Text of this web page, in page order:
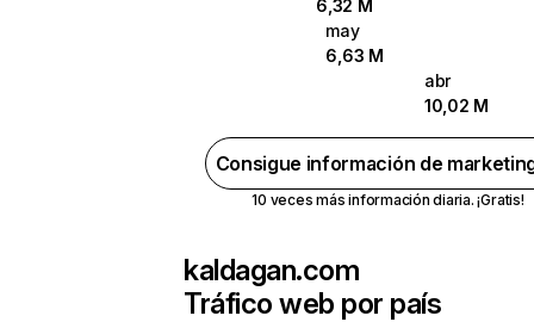
6,32 M
may
6,63 M
abr
10,02 M
Consigue información de
10 veces más información diaria. ¡Gratis!
kaldagan.com
Tráfico web por país